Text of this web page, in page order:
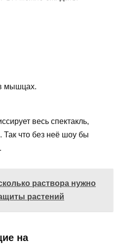
мышцах.
весь спектакль,
Так что без неё шоу бы
раствора нужно
растений
на